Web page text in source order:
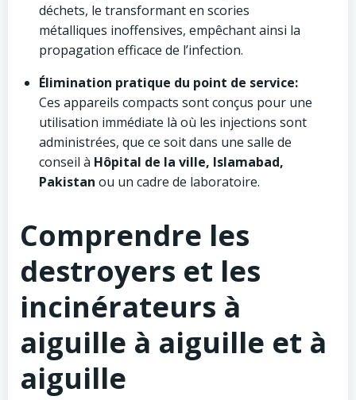
déchets, le transformant en scories
métalliques inoffensives, empêchant ainsi la
propagation efficace de l’infection.
Élimination pratique du point de service:
Ces appareils compacts sont conçus pour une
utilisation immédiate là où les injections sont
administrées, que ce soit dans une salle de
conseil à Hôpital de la ville, Islamabad,
Pakistan ou un cadre de laboratoire.
Comprendre les
destroyers et les
incinérateurs à
aiguille à aiguille et à
aiguille